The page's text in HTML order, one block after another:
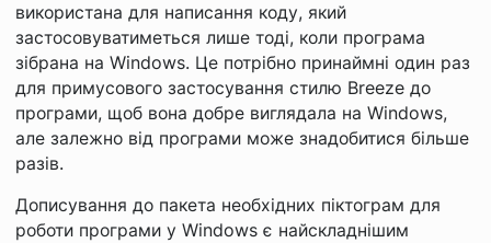
використана для написання коду, який
застосовуватиметься лише тоді, коли програма
зібрана на Windows. Це потрібно принаймні один раз
для примусового застосування стилю Breeze до
програми, щоб вона добре виглядала на Windows,
але залежно від програми може знадобитися більше
разів.
Дописування до пакета необхідних піктограм для
роботи програми у Windows є найскладнішим